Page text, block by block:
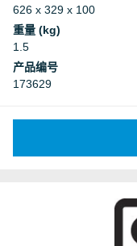
626 x 329 x 100
重量 (kg)
1.5
产品编号
173629